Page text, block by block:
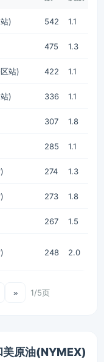
) 542 1.1
475 1.3
站) 422 1.1
) 336 1.1
307 1.8
285 1.1
274 1.3
273 1.8
267 1.5
248 2.0
» 1/5页
美原油(NYMEX)